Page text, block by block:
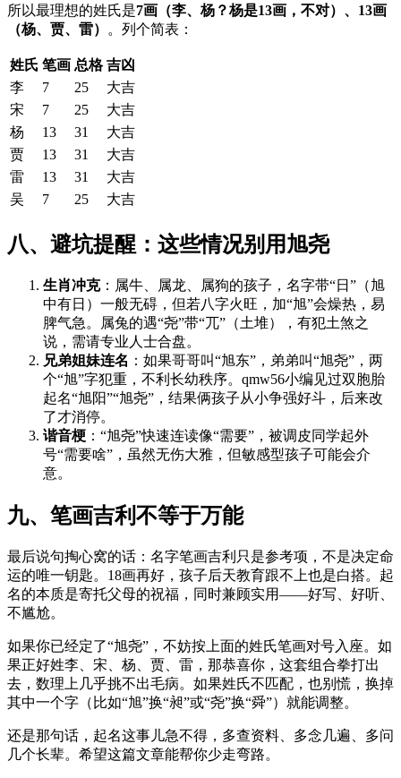
所以最理想的姓氏是7画（李、杨？杨是13画，不对）、13画
（杨、贾、雷）
。列个简表：
姓氏 笔画 总格 吉凶
李
7 25
大吉
宋
7 25
大吉
杨
13 31
大吉
贾
13 31
大吉
雷
13 31
大吉
吴
7 25 大吉
八、避坑提醒：这些情况别用旭尧
生肖冲克：属牛、属龙、属狗的孩子，名字带“日”（旭
中有日）一般无碍，但若八字火旺，加“旭”会燥热，易
脾气急。属兔的遇“尧”带“兀”（土堆），有犯土煞之
说，需请专业人士合盘。
兄弟姐妹连名 ：如果哥哥叫“旭东”，弟弟叫“旭尧”，两
个“旭”字犯重，不利长幼秩序。qmw56小编见过双胞胎
起名“旭阳”“旭尧”，结果俩孩子从小争强好斗，后来改
了才消停。
谐音梗 ：“旭尧”快速连读像“需要”，被调皮同学起外
号“需要啥”，虽然无伤大雅，但敏感型孩子可能会介
意。
九、笔画吉利不等于万能
最后说句掏心窝的话：名字笔画吉利只是参考项，不是决定命
运的唯一钥匙。18画再好，孩子后天教育跟不上也是白搭。起
名的本质是寄托父母的祝福，同时兼顾实用——好写、好听、
不尴尬。
如果你已经定了“旭尧”，不妨按上面的姓氏笔画对号入座。如
果正好姓李、宋、杨、贾、雷，那恭喜你，这套组合拳打出
去，数理上几乎挑不出毛病。如果姓氏不匹配，也别慌，换掉
其中一个字（比如“旭”换“昶”或“尧”换“舜”）就能调整。
还是那句话，起名这事儿急不得，多查资料、多念几遍、多问
几个长辈。希望这篇文章能帮你少走弯路。